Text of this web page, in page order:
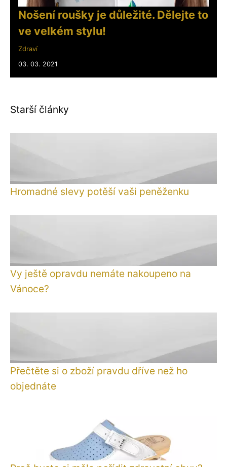
Nošení roušky je důležité. Dělejte to
ve velkém stylu!
Zdraví
03. 03. 2021
Starší články
Hromadné slevy potěší vaši peněženku
Vy ještě opravdu nemáte nakoupeno na
Vánoce?
Přečtěte si o zboží pravdu dříve než ho
objednáte